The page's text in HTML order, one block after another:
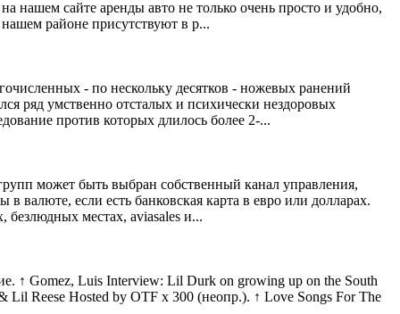
сайте аренды авто не только очень просто и удобно,
районе присутствуют в р...
- по нескольку десятков - ножевых ранений
ряд умственно отсталых и психически нездоровых
против которых длилось более 2-...
может быть выбран собственный канал управления,
валюте, если есть банковская карта в евро или долларах.
местах, aviasales и...
↑ Gomez, Luis Interview: Lil Durk on growing up on the South
Lil Reese Hosted by OTF x 300 (неопр.). ↑ Love Songs For The